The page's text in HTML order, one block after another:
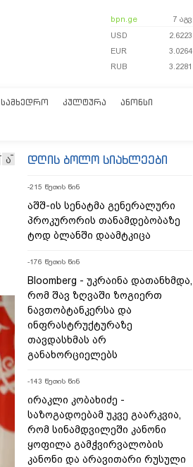
bpn.ge 7 აგვ
USD
2.6223
EUR
3.0264
RUB
3.2281
ᲡᲐᲛᲮᲔᲓᲠᲝ ᲙᲣᲚᲢᲣᲠᲐ ᲐᲜᲝᲜᲡᲘ
ა დღის ბოლო სიახლეები
-215 წუთის წინ
აშშ-ის სენატმა გენერალური
პროკურორის თანამდებობაზე
ტოდ ბლანში დაამტკიცა
-176 წუთის წინ
Bloomberg - უკრაინა დათანხმდა,
რომ შავ ზღვაში ზოგიერთ
ნავთობტანკერსა და
ინფრასტრუქტურაზე
თავდასხმას არ
განახორციელებს
-143 წუთის წინ
ირაკლი კობახიძე -
საზოგადოებამ უკვე გაარკვია,
რომ სინამდვილეში კანონი
ყოფილა გამჭვირვალობის
კანონი და არავითარი რუსული